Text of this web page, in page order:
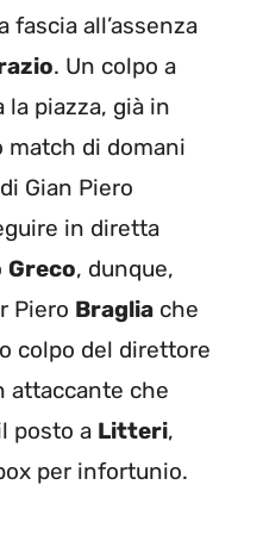
all’assenza
. Un colpo a
la piazza, già in
di domani
di Gian Piero
in diretta
Greco, dunque,
Piero Braglia che
colpo del direttore
attaccante che
posto a Litteri,
per infortunio.